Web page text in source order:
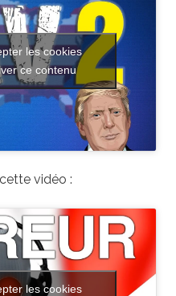
les cookies
ce contenu
vidéo :
les cookies